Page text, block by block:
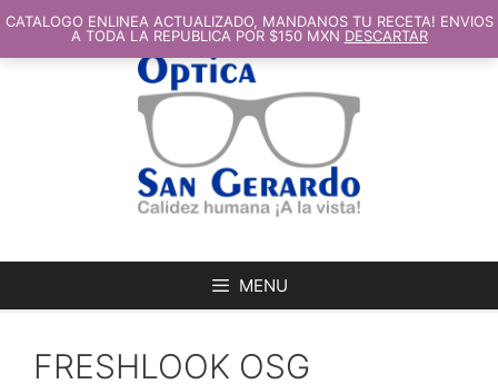
AL
CONTENIDO
MENU
FRESHLOOK OSG
CATALOGO ENLINEA ACTUALIZADO, MANDANOS TU RECETA! ENVIOS
A TODA LA REPUBLICA POR $150 MXN DESCARTAR